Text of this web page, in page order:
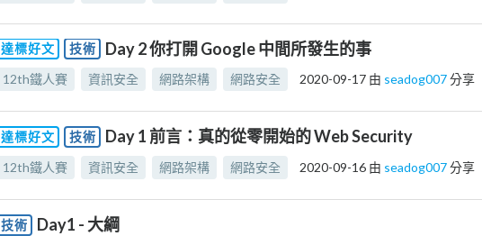
達標好文 技術 Day 2 你打開 Google 中間所發生的事
12th鐵人賽 資訊安全 網路架構 網路安全 2020-09-17 由 seadog007分享
達標好文 技術 Day 1 前言：真的從零開始的 Web Security
12th鐵人賽 資訊安全 網路架構 網路安全 2020-09-16 由 seadog007分享
技術 Day1 - 大綱